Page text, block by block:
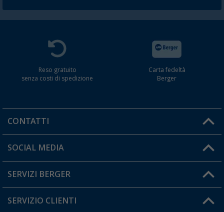
Reso gratuito
senza costi di spedizione
Carta fedeltà
Berger
CONTATTI
Orari di apertura del servizio:
Hai una domanda?
SOCIAL MEDIA
SERVIZI BERGER
Diventare rivenditori
SERVIZIO CLIENTI